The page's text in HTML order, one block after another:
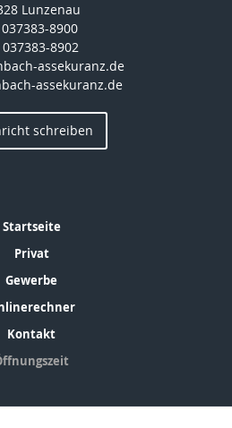
Lunzenau
037383-8900
037383-8902
assekuranz.de
assekuranz.de
schreiben
Startseite
Privat
Gewerbe
Kontakt